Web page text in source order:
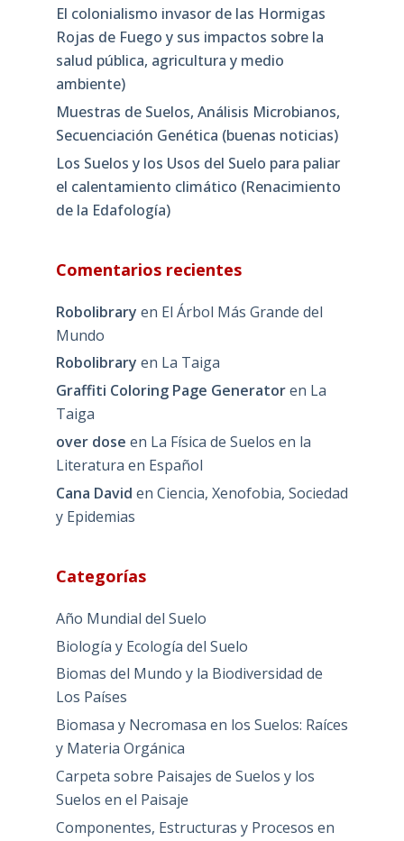
El colonialismo invasor de las Hormigas
Rojas de Fuego y sus impactos sobre la
salud pública, agricultura y medio
ambiente)
Muestras de Suelos, Análisis Microbianos,
Secuenciación Genética (buenas noticias)
Los Suelos y los Usos del Suelo para paliar
el calentamiento climático (Renacimiento
de la Edafología)
Comentarios recientes
Robolibrary en El Árbol Más Grande del
Mundo
Robolibrary en La Taiga
Graffiti Coloring Page Generatoren La
Taiga
over dose en La Física de Suelos en la
Literatura en Español
Cana David en Ciencia, Xenofobia, Sociedad
y Epidemias
Categorías
Año Mundial del Suelo
Biología y Ecología del Suelo
Biomas del Mundo y la Biodiversidad de
Los Países
Biomasa y Necromasa en los Suelos: Raíces
y Materia Orgánica
Carpeta sobre Paisajes de Suelos y los
Suelos en el Paisaje
Componentes, Estructuras y Procesos en